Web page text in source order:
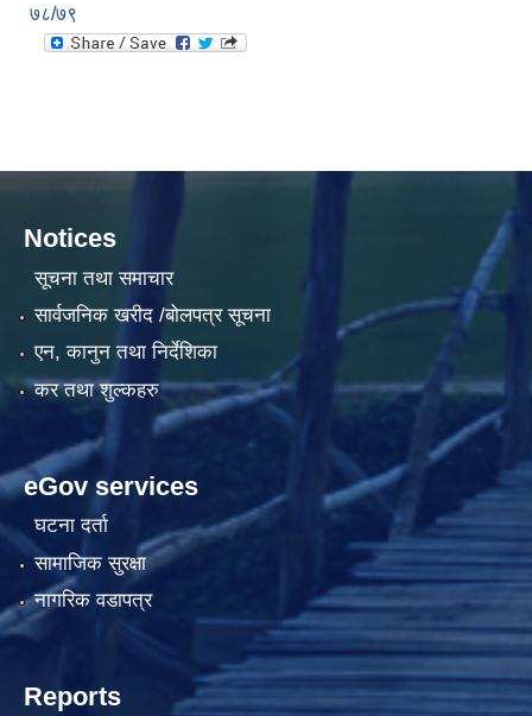
७८/७९
Notices
सूचना तथा समाचार
सार्वजनिक खरीद /बोलपत्र सूचना
एन, कानुन तथा निर्देशिका
कर तथा शुल्कहरु
eGov services
घटना दर्ता
सामाजिक सुरक्षा
नागरिक वडापत्र
Reports